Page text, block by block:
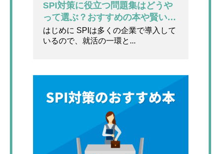
SPI対策に役立つ問題集はどうや
って選ぶ？おすすめの本や賢い勉
強法を紹介！
はじめに SPIは多くの企業で導入して
いるので、就活の一環と...